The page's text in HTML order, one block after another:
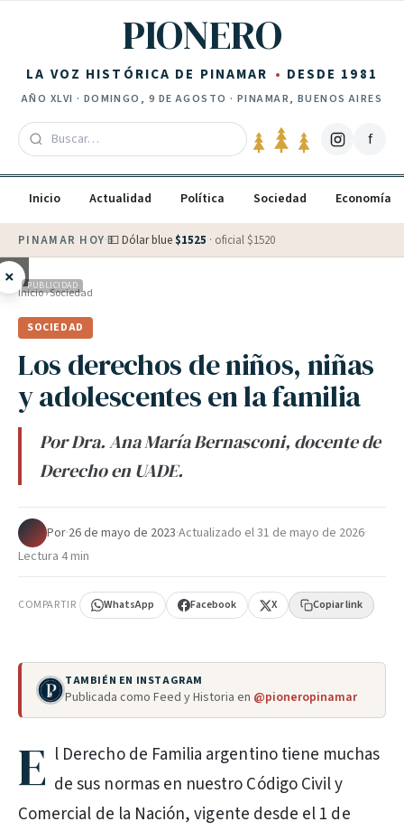
PIONERO
LA VOZ HISTÓRICA DE PINAMAR DESDE 1981
AÑO XLVI · DOMINGO, 9 DE AGOSTO · PINAMAR, BUENOS AIRES
f
Inicio Actualidad Política Sociedad Economía
PINAMAR HOY·💵 Dólar blue $1525 · oficial $1520
× PUBLICIDAD
Inicio›Sociedad
SOCIEDAD
Los derechos de niños, niñas
y adolescentes en la familia
Por Dra. Ana María Bernasconi, docente de
Derecho en UADE.
Por·26 de mayo de 2023·Actualizado el31 de mayo de 2026·
Lectura 4 min
COMPARTIR WhatsApp Facebook X Copiar link
TAMBIÉN EN INSTAGRAM
Publicada como Feed y Historia en @pioneropinamar
E l Derecho de Familia argentino tiene muchas
de sus normas en nuestro Código Civil y
Comercial de la Nación, vigente desde el 1 de